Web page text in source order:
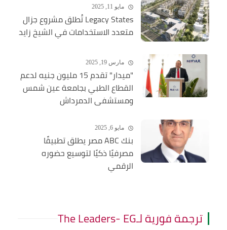
مايو 11, 2025
Legacy States تُطلق مشروع جزال
متعدد الاستخدامات في الشيخ زايد
مارس 19, 2025
"ميدار" تقدم 15 مليون جنيه لدعم
القطاع الطبي بجامعة عين شمس
ومستشفى الدمرداش
مايو 6, 2025
بنك ABC مصر يطلق تطبيقًا
مصرفيًا ذكيًا لتوسيع حضوره
الرقمي
ترجمة فورية لـThe Leaders- EG